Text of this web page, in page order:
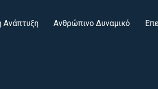
Ανάπτυξη Ανθρώπινο Δυναμικό